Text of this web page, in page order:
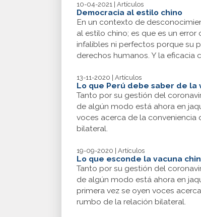
10-04-2021 | Artículos
Democracia al estilo chino
En un contexto de
al estilo chino; es que es un
infalibles ni perfectos porque su
derechos humanos. Y la
13-11-2020 | Artículos
Lo que Perú debe saber de la
Tanto por su gestión del
de algún modo está ahora en
voces acerca de la conveniencia
bilateral.
19-09-2020 | Artículos
Lo que esconde la vacuna
Tanto por su gestión del
de algún modo está ahora en
primera vez se oyen voces
rumbo de la relación bilateral.